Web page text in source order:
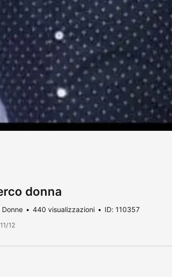
donna
Donne 440 visualizzazioni ID: 110357
12